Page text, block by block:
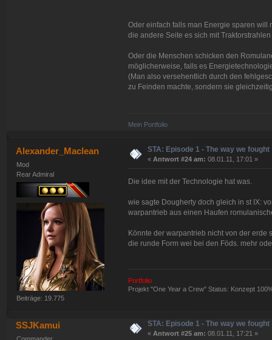
Oder einfach falls man Energie sparen
die andere Seite es sich mit Traktorstrahlen
Oder die Menschen schicken den
möglicherweise, falls es
(Man also versehentlich durch den
zu Feinden machte, sondern sie
Mein Portfolio
Alexander_Maclean
Mod
Rear Admiral
Beiträge: 19.775
STA: Episode 1 - The way we fought
« Antwort #24 am: 08.01.11, 17:01 »
Die idee mit der Technologie hat was.
wie sagte Dougherty doch gleich in st IX:
warpantrieb aus einen Haufen
Könnte der warpantrieb nicht von der erde
die runde Form wei bei den Föds. mehr
Portfolio
Projekt "One Year a Crew" Status: Konzept
SSJKamui STA: Episode 1 - The way we fought
« Antwort #25 am: 08.01.11, 17:21 »